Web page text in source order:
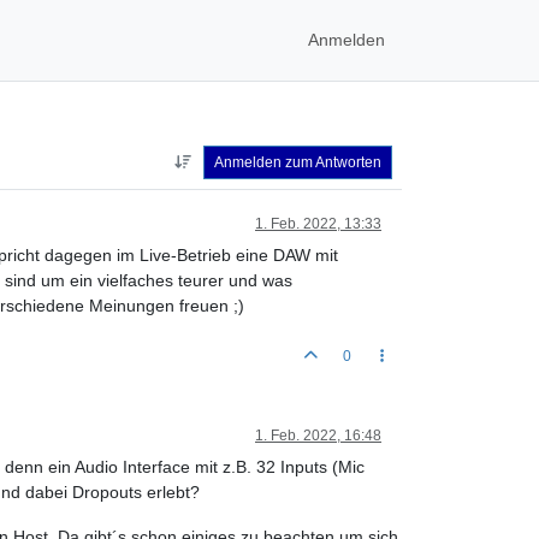
Anmelden
Anmelden zum Antworten
1. Feb. 2022, 13:33
dagegen im Live-Betrieb eine DAW mit
um ein vielfaches teurer und was
Meinungen freuen ;)
0
1. Feb. 2022, 16:48
ein Audio Interface mit z.B. 32 Inputs (Mic
dabei Dropouts erlebt?